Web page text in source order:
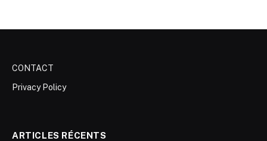
CONTACT
Privacy Policy
ARTICLES RÉCENTS